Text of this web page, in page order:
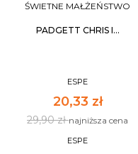
ŚWIETNE MAŁŻEŃSTWO
PADGETT CHRIS I...
ESPE
20,33 zł
29,90 złnajniższa cena
ESPE